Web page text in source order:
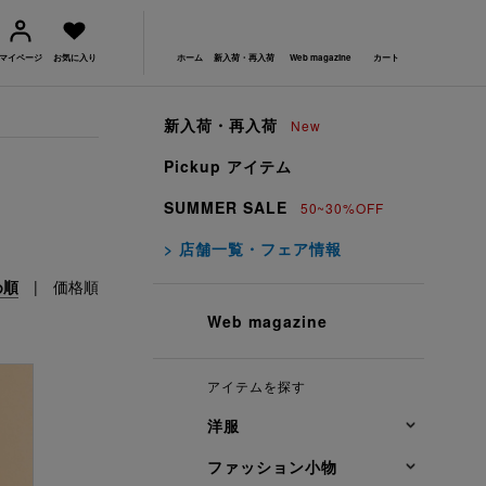
イページ お気に入り ホーム 新入荷・再入荷 Web magazine カート
新入荷・再入荷 New
Pickup アイテム
SUMMER SALE
50~30%OFF
> 店舗一覧・フェア情報
Web magazine
アイテムを探す
洋服
ファッション小物
| 価格順